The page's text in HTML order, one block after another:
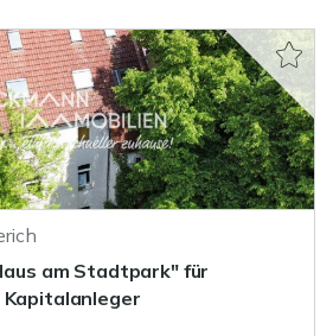
am Stadtpark" für